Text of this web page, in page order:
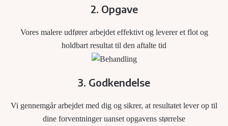
2. Opgave
Vores malere udfører arbejdet effektivt og leverer et flot og
holdbart resultat til den aftalte tid
3. Godkendelse
Vi gennemgår arbejdet med dig og sikrer, at resultatet lever op til
dine forventninger uanset opgavens størrelse